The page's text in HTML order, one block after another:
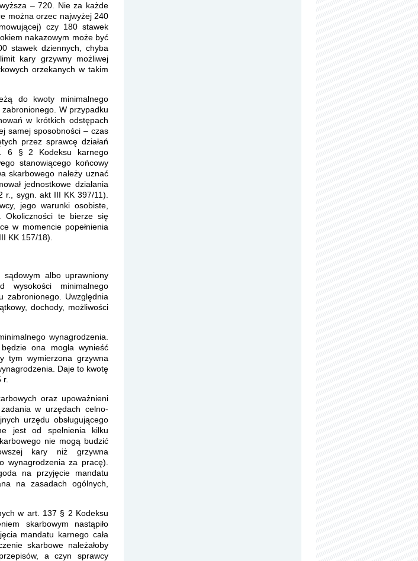
– 720. Nie za każde
można orzec najwyżej 240
czy 180 stawek
nakazowym może być
stawek dziennych, chyba
kary grzywny możliwej
orzekanych w takim
do kwoty minimalnego
W przypadku
w krótkich odstępach
samej sposobności – czas
przez sprawcę działań
6 § 2 Kodeksu karnego
stanowiącego końcowy
skarbowego należy uznać
jednostkowe działania
r., sygn. akt III KK 397/11).
jego warunki osobiste,
Okoliczności te bierze się
w momencie popełnienia
KK 157/18).
albo uprawniony
minimalnego
zabronionego. Uwzględnia
dochody, możliwości
wynagrodzenia.
ona mogła wynieść
tym wymierzona grzywna
Daje to kwotę
r.
oraz upoważnieni
w urzędach celno-
urzędu obsługującego
jest od spełnienia kilku
nie mogą budzić
kary niż grzywna
wynagrodzenia za pracę).
na przyjęcie mandatu
na zasadach ogólnych,
w art. 137 § 2 Kodeksu
skarbowym nastąpiło
mandatu karnego cała
skarbowe należałoby
a czyn sprawcy